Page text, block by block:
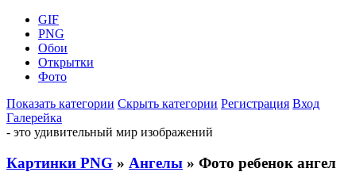
GIF
PNG
Обои
Открытки
Фото
Показать категории Скрыть категории Регистрация Вход
Галерейка
- это удивительный мир изображений
Картинки PNG » Ангелы » Фото ребенок ангел